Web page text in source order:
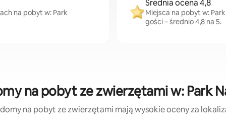
na pobyt w: Park
Średnia ocena 4,8
Miejsca na pobyt w:
gości – średnio 4,8 na 5.
na pobyt ze zwierzętami w: Park
na pobyt ze zwierzętami mają wysokie oceny za